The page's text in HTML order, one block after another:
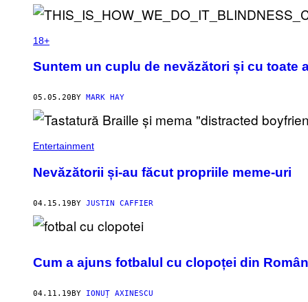
18+
Suntem un cuplu de nevăzători și cu toate
05.05.20 BY MARK HAY
Entertainment
Nevăzătorii și-au făcut propriile meme-uri
04.15.19BY JUSTIN CAFFIER
Cum a ajuns fotbalul cu clopoței din
04.11.19 BY IONUȚ AXINESCU